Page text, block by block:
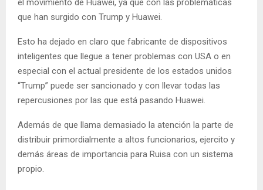
el movimiento de Huawei, ya que con las problemáticas
que han surgido con Trump y Huawei.
Esto ha dejado en claro que fabricante de dispositivos
inteligentes que llegue a tener problemas con USA o en
especial con el actual presidente de los estados unidos
“Trump” puede ser sancionado y con llevar todas las
repercusiones por las que está pasando Huawei.
Además de que llama demasiado la atención la parte de
distribuir primordialmente a altos funcionarios, ejercito y
demás áreas de importancia para Ruisa con un sistema
propio.